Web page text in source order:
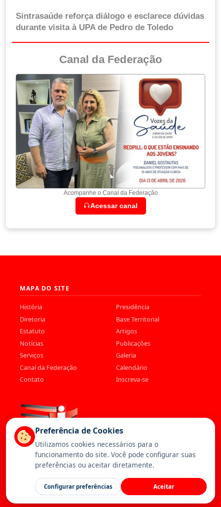
Sintrasaúde reforça diálogo e esclarece dúvidas
durante visita à UPA de Pedro de Toledo
Canal da Federação
Acompanhe o Canal da Federação
Acessar canal
MAPA DO SITE
História
Presidência
Diretoria
Base Territorial
Estatuto
Artigos
Notícias
Publicações
Serviços
Galeria
Canal da Federação
Calendário
Contato
Inscreva-se
© 2026 Federação dos Trabalhadores da Saúde. Todos os direitos
reservados. —Política de Privacidade—Cookies
Preferência de Cookies
Utilizamos cookies necessários para o
funcionamento do site. Você pode configurar suas
preferências ou aceitar diretamente.
Configurar preferências Aceitar